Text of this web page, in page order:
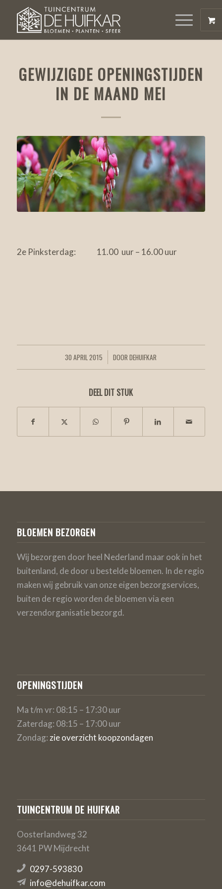
GEWIJZIGDE OPENINGSTIJDEN
IN DE MAAND MEI
2e Pinksterdag: 11.00 uur – 16.00 uur
30 APRIL 2015
/ DOORDEHUIFKAR
DEEL DIT STUK
BLOEMEN BEZORGEN
Wij bezorgen door heel Nederland maar ook in het
buitenland, de door u bestelde bloemen. In de regio
maken wij gebruik van onze eigen bezorgservices,
buiten de regio worden de bloemen via een
verzendorganisatie bezorgd.
OPENINGSTIJDEN
Ma t/m vr: 08:15 – 17:30 uur
Zaterdag: 08:15 – 17:00 uur
Zondag: zie overzicht koopzondagen
TUINCENTRUM DE HUIFKAR
Oosterlandweg 32
3641 PW Mijdrecht
0297-593830
info@dehuifkar.com